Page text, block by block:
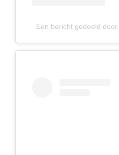
Een bericht gedeeld